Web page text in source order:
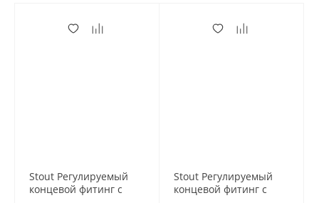
Stout Регулируемый
концевой фитинг с
Stout Регулируемый
концевой фитинг с